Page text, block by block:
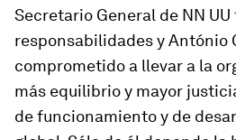
Secretario General de NN
responsabilidades y António
comprometido a llevar a la
más equilibrio y mayor
de funcionamiento y de